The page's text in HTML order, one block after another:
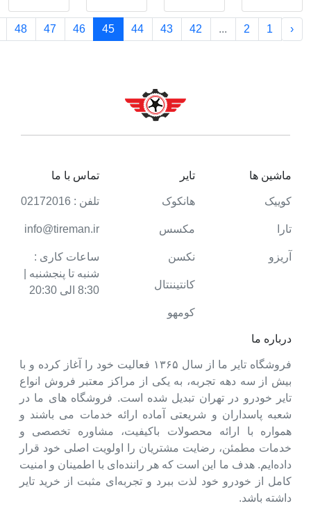
‹
1
2
...
42
43
44
45
46
47
48
درباره ما
فروشگاه تایر ما از سال ۱۳۶۵ فعالیت خود را آغاز کرده و با
بیش از سه دهه تجربه، به یکی از مراکز معتبر فروش انواع
تایر خودرو در تهران تبدیل شده است. فروشگاه های ما در
شعبه پاسداران و شریعتی آماده ارائه خدمات می باشند و
همواره با ارائه محصولات باکیفیت، مشاوره تخصصی و
خدمات مطمئن، رضایت مشتریان را اولویت اصلی خود قرار
داده‌ایم. هدف ما این است که هر راننده‌ای با اطمینان و امنیت
کامل از خودرو خود لذت ببرد و تجربه‌ای مثبت از خرید تایر
داشته باشد.
ماشین ها
کوییک
تارا
آریزو
تایر
هانکوک
مکسس
نکسن
کانتیننتال
کومهو
تماس با ما
تلفن : 02172016
info@tireman.ir
ساعات کاری :
شنبه تا پنجشنبه |
8:30 الی 20:30